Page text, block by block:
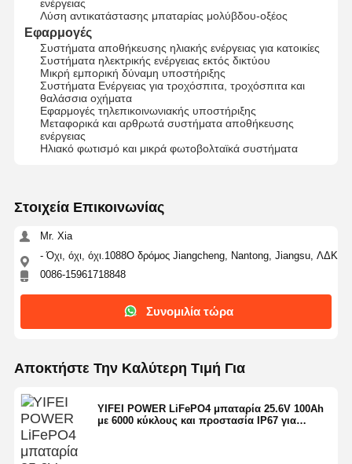
Σύστημα ανανεώσιμης ενέργειας
σύστημα αποθήκευσης ενέργειας
Σύστημα διαχείρισης ενέργειας για το σπίτι
ενέργειας
Λύση αντικατάστασης μπαταρίας μολύβδου-οξέος
Εφαρμογές
Συστήματα αποθήκευσης ηλιακής ενέργειας για κατοικίες
Συστήματα ηλεκτρικής ενέργειας εκτός δικτύου
Μικρή εμπορική δύναμη υποστήριξης
Συστήματα Ενέργειας για τροχόσπιτα, τροχόσπιτα και
θαλάσσια οχήματα
Εφαρμογές τηλεπικοινωνιακής υποστήριξης
Μεταφορικά και αρθρωτά συστήματα αποθήκευσης
ενέργειας
Ηλιακό φωτισμό και μικρά φωτοβολταϊκά συστήματα
Στοιχεία Επικοινωνίας
Mr. Xia
- Όχι, όχι, όχι.1088Ο δρόμος Jiangcheng, Nantong, Jiangsu, ΛΔΚ
0086-15961718848
Συνομιλία τώρα
Αποκτήστε Την Καλύτερη Τιμή Για
YIFEI POWER LiFePO4 μπαταρία 25.6V 100Ah
με 6000 κύκλους και προστασία IP67 για